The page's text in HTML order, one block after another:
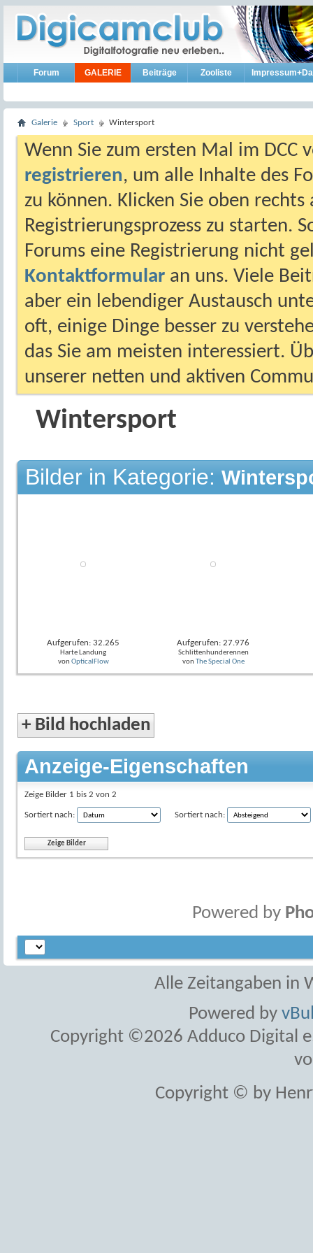
Forum GALERIE Beiträge Zooliste
Galerie Sport Wintersport
Wenn Sie zum ersten Mal im DCC
registrieren, um alle Inhalte des
zu können. Klicken Sie oben
Registrierungsprozess zu starten.
Forums eine Registrierung nicht
Kontaktformular an uns. Viele
aber ein lebendiger Austausch
oft, einige Dinge besser zu
das Sie am meisten interessiert.
unserer netten und aktiven
Wintersport
Bilder in Kategorie:
Aufgerufen: 32.265
Harte Landung
von OpticalFlow
Aufgerufen: 27.976
Schlittenhunderennen
von The Special One
+ Bild hochladen
Anzeige-Eigenschaften
Zeige Bilder 1 bis 2 von 2
Sortiert nach: Sortiert nach:
Powered by
Alle Zeitangaben in
Powered by
Copyright ©2026 Adduco Digital
Copyright © by